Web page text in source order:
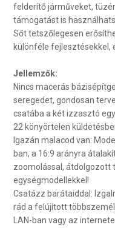
felderítő járműveket,
támogatást is
Sőt tetszőlegesen
különféle fejlesztésekkel,
Jellemzők:
Nincs macerás
seregedet, gondosan
csatába a két izzasztó
22 könyörtelen
Igazán malacod van:
ban, a 16:9 arányra
zoomolással, átdolgozott
egységmodellekkel!
Csatázz barátaiddal:
rád a felújított
LAN-ban vagy az